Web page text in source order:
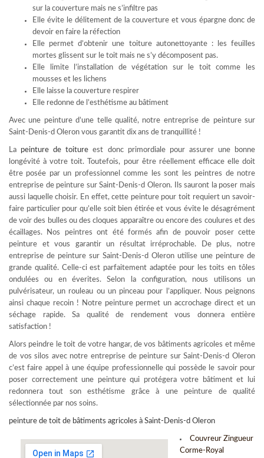
sur la couverture mais ne s’infiltre pas
Elle évite le délitement de la couverture et vous épargne donc de
devoir en faire la réfection
Elle permet d’obtenir une toiture autonettoyante : les feuilles
mortes glissent sur le toit mais ne s’y décomposent pas.
Elle limite l’installation de végétation sur le toit comme les
mousses et les lichens
Elle laisse la couverture respirer
Elle redonne de l’esthétisme au bâtiment
Avec une peinture d’une telle qualité, notre entreprise de peinture sur
Saint-Denis-d Oleron vous garantit dix ans de tranquillité !
La peinture de toiture est donc primordiale pour assurer une bonne
longévité à votre toit. Toutefois, pour être réellement efficace elle doit
être posée par un professionnel comme les sont les peintres de notre
entreprise de peinture sur Saint-Denis-d Oleron. Ils sauront la poser mais
aussi laquelle choisir. En effet, cette peinture pour toit requiert un savoir-
faire particulier pour qu’elle soit bien étirée et vous évite le désagrément
de voir des bulles ou des cloques apparaître ou encore des coulures et des
écaillages. Nos peintres ont été formés afin de pouvoir poser cette
peinture et vous garantir un résultat irréprochable. De plus, notre
entreprise de peinture sur Saint-Denis-d Oleron utilise une peinture de
grande qualité. Celle-ci est parfaitement adaptée pour les toits en tôles
ondulées ou en éverites. Selon la configuration, nous utilisons un
pulvérisateur, un rouleau ou un pinceau pour l’appliquer. Nous peignons
ainsi chaque recoin ! Notre peinture permet un accrochage direct et un
séchage rapide. Sa qualité de rendement vous donnera entière
satisfaction !
Alors peindre le toit de votre hangar, de vos bâtiments agricoles et même
de vos silos avec notre entreprise de peinture sur Saint-Denis-d Oleron
c’est faire appel à une équipe professionnelle qui possède le savoir pour
poser correctement une peinture qui protégera votre bâtiment et lui
redonnera tout son esthétisme grâce à une peinture de qualité
sélectionnée par nos soins.
peinture de toit de bâtiments agricoles à Saint-Denis-d Oleron
Couvreur Zingueur
Corme-Royal